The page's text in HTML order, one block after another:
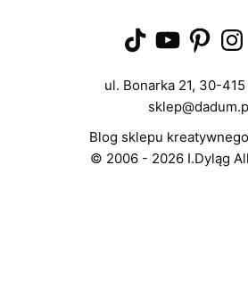
TikTokYouTubePinterest
ul. Bonarka 21, 30-
Blog sklepu
© 2006 - 2026 I.Dyląg